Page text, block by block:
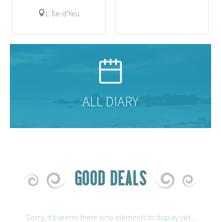
L' Île-d'Yeu
ALL DIARY
GOOD DEALS
Sorry, it's seems there is no elements to display yet...